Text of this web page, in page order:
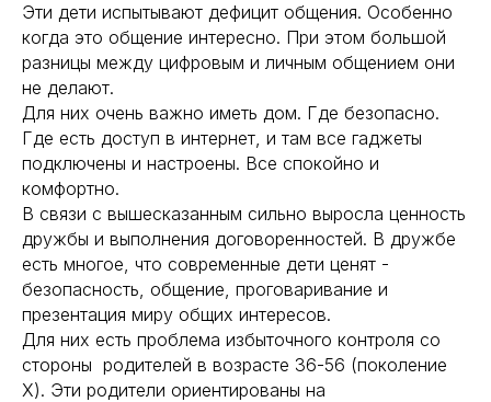
Эти дети испытывают дефицит общения. Особенно
когда это общение интересно. При этом большой
разницы между цифровым и личным общением они
не делают.
Для них очень важно иметь дом. Где безопасно.
Где есть доступ в интернет, и там все гаджеты
подключены и настроены. Все спокойно и
комфортно.
В связи с вышесказанным сильно выросла ценность
дружбы и выполнения договоренностей. В дружбе
есть многое, что современные дети ценят -
безопасность, общение, проговаривание и
презентация миру общих интересов.
Для них есть проблема избыточного контроля со
стороны родителей в возрасте 36-56 (поколение
X). Эти родители ориентированы на